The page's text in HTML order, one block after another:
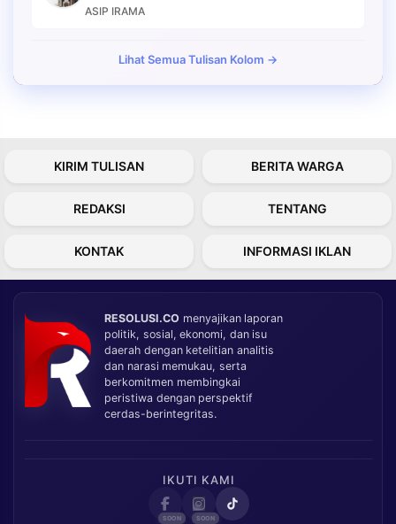
ASIP IRAMA
Lihat Semua Tulisan Kolom →
KIRIM TULISAN BERITA WARGA
REDAKSI TENTANG
KONTAK INFORMASI IKLAN
RESOLUSI.CO menyajikan laporan
politik, sosial, ekonomi, dan isu
daerah dengan ketelitian analitis
dan narasi memukau, serta
berkomitmen membingkai
peristiwa dengan perspektif
cerdas-berintegritas.
IKUTI KAMI